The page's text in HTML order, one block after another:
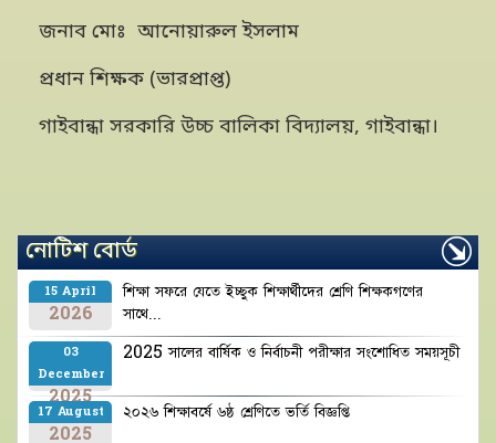
জনাব মোঃ আনোয়ারুল ইসলাম
প্রধান শিক্ষক (ভারপ্রাপ্ত)
গাইবান্ধা সরকারি উচ্চ বালিকা বিদ্যালয়, গাইবান্ধা।
নোটিশ বোর্ড
15 April
2026
শিক্ষা সফরে যেতে ইচ্ছুক শিক্ষার্থীদের শ্রেণি শিক্ষকগণের
সাথে...
03
December
2025
2025 সালের বার্ষিক ও নির্বাচনী পরীক্ষার সংশোধিত সময়সূচী
17 August
2025
২০২৬ শিক্ষাবর্ষে ৬ষ্ঠ শ্রেণিতে ভর্তি বিজ্ঞপ্তি